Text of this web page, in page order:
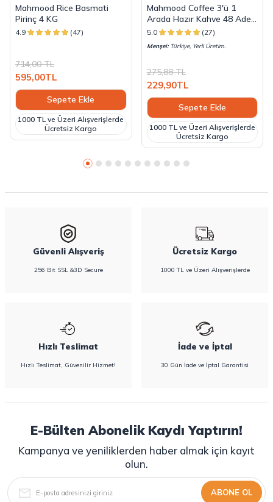
Mahmood Rice Basmati
Pirinç 4 KG
4.9 (47)
714,00TL
595,00TL
Sepete Ekle
1000 TL ve Üzeri Alışverişlerde
Ücretsiz Kargo
Mahmood Coffee 3'ü 1
Arada Hazır Kahve 48 Adet
x 18 G
5.0 (27)
Menşei:Türkiye, Yerli Üretim.
275,88TL
229,90TL
Sepete Ekle
1000 TL ve Üzeri Alışverişlerde
Ücretsiz Kargo
Güvenli Alışveriş
256 Bit SSL &3D Secure
Ücretsiz Kargo
1000 TL ve Üzeri Alışverişlerde
Hızlı Teslimat
Hızlı Teslimat, Güvenilir Hizmet!
İade ve İptal
30 Gün İade ve İptal Garantisi
E-Bülten Abonelik Kaydı Yaptırın!
Kampanya ve yeniliklerden haber almak için kayıt
olun.
ABONE OL